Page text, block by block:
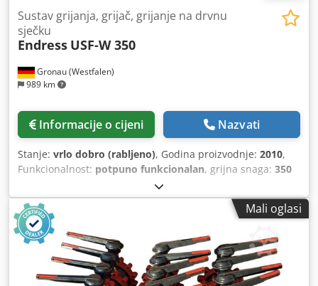
Gronau (Westfalen)
989 km
Sustav grijanja, grijač, grijanje na drvnu
sječku
Endress USF-W 350
Informacije o cijeni Nazvati
Stanje: vrlo dobro (rabljeno), Godina proizvodnje: 2010,
Funkcionalnost: potpuno funkcionalan, grijna snaga: 350
, sustav grijanja, grijanje, grijanje na čip
Fabr. Endress tip. USF-W 350 snaga 350 kW godina
proizvodnje 2010 s utovarom s uklanjanjem pepela Dsdpfx
Aeznca Hsivsck s kontrolom
Mali oglasi